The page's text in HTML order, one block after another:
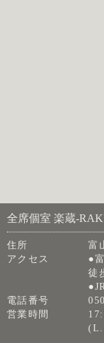
全席個室 楽蔵
住所
富
アクセス
●
徒
電話番号
営業時間